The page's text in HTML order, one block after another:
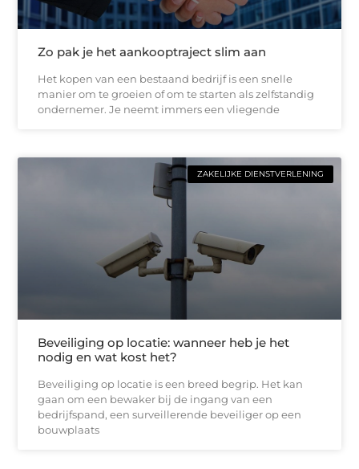
Zo pak je het aankooptraject slim aan
Het kopen van een bestaand bedrijf is een snelle
manier om te groeien of om te starten als zelfstandig
ondernemer. Je neemt immers een vliegende
ZAKELIJKE DIENSTVERLENING
Beveiliging op locatie: wanneer heb je het
nodig en wat kost het?
Beveiliging op locatie is een breed begrip. Het kan
gaan om een bewaker bij de ingang van een
bedrijfspand, een surveillerende beveiliger op een
bouwplaats